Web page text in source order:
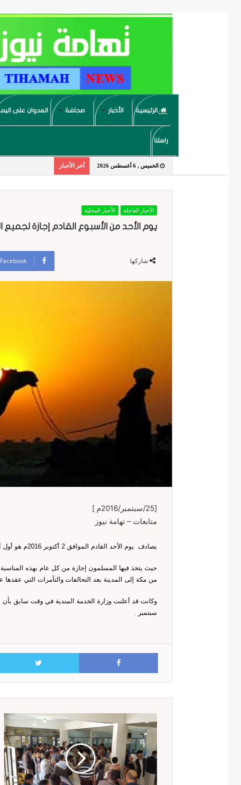
الرئيسية الأخبار صحافة العدوان على
راسلنا
الخميس , 6 أغسطس 2026 أخر الأخبار
الأخبار العاجلة الأخبار المحلية
يوم الأحد من الأسبوع القادم إجازة
شاركها Facebook
[25/سبتمبر/2016م ]
متابعات – تهامة نيوز
يصادف يوم الأحد القادم الموافق 2 أكتوبر 2016م هو أول أيام رأس السنة الهجرية غرة محرم الحرام من العام 1438هـ .
حيث يتخذ فيها المسلمون إجازة من كل عام بهذه
من مكة إلى المدينة بعد التحالفات والتآمرات التي عقدها
سبتمبر .
Facebook